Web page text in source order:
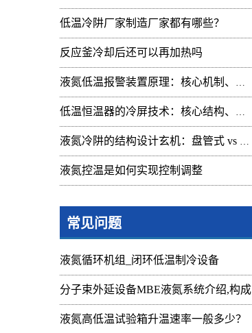
低温冷阱厂家制造厂家都有哪些？
反应釜冷却后还可以再加热吗
液氮低温报警装置原理：核心机制、组成与应用解析
低温恒温器的冷屏技术：核心结构、功能与设计解析
液氮冷阱的结构设计玄机：盘管式 vs 腔体式，哪种捕集效率更高
液氮控温是如何实现控制调整
常见问题
液氮循环机组_闭环低温制冷设备
分子束外延设备MBE液氮系统介绍,构成
液氮高低温试验箱升温速率一般多少？